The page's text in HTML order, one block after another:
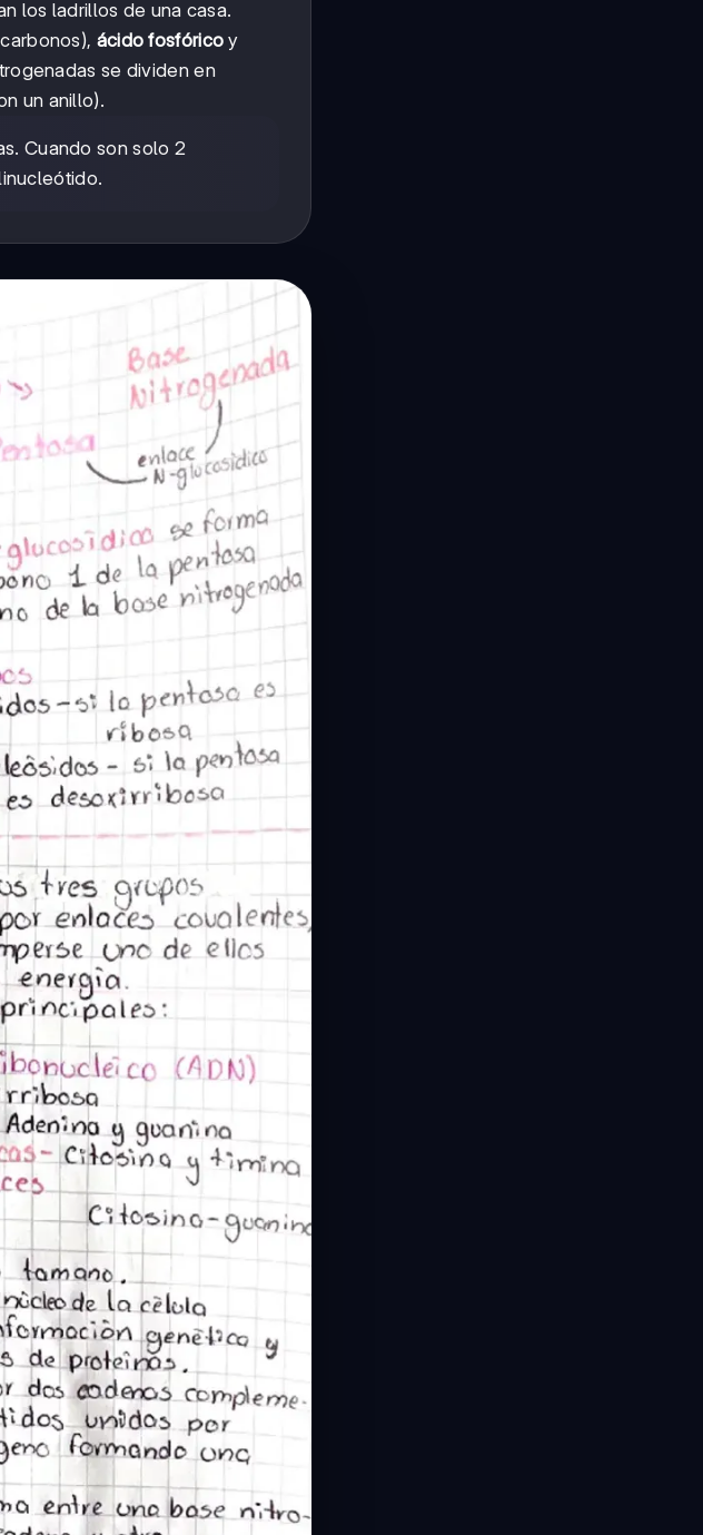
los ladrillos de una casa.
ácido fosfórico y
se dividen en
un anillo).
Cuando son solo 2